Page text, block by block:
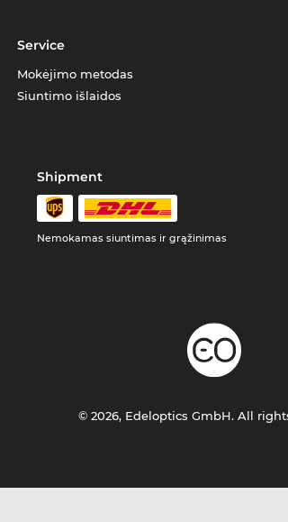
Service
Mokėjimo metodas
Siuntimo išlaidos
Shipment
Nemokamas siuntimas ir grąžinimas
© 2026, Edeloptics GmbH. All